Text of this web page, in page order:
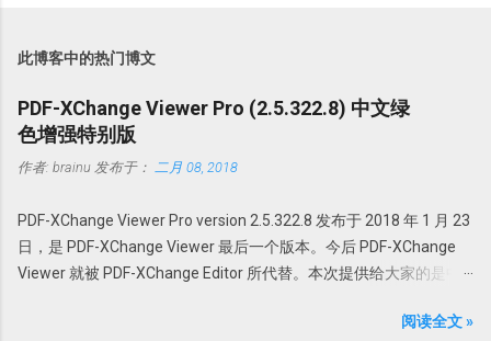
此博客中的热门博文
PDF-XChange Viewer Pro (2.5.322.8) 中文绿
色增强特别版
作者: brainu 发布于： 二月 08, 2018
PDF-XChange Viewer Pro version 2.5.322.8 发布于 2018 年 1 月 23
日，是 PDF-XChange Viewer 最后一个版本。今后 PDF-XChange
Viewer 就被 PDF-XChange Editor 所代替。本次提供给大家的是中
体积，最快最可靠的性能为用户创建世界最佳的 PDF 全能软件。它
阅读全文 »